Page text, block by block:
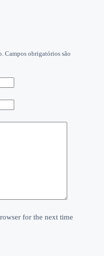
Campos obrigatórios são
for the next time